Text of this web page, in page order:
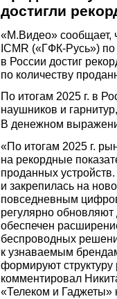
достигли
«М.Видео» сообщает,
ICMR («ГФК-Русь»)
в России достиг
по количеству
По итогам 2025 г. в
наушников и
В денежном
«По итогам 2025 г.
на рекордные
проданных
и закрепилась на
повседневным
регулярно
обеспечен
беспроводных
к узнаваемым
формируют
комментировал
«Телеком и